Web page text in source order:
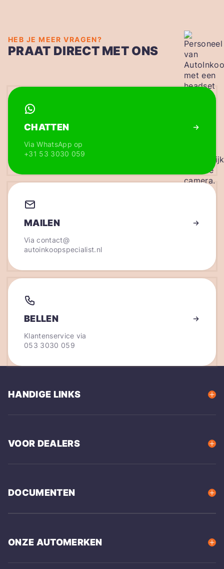
HEB JE MEER VRAGEN?
PRAAT DIRECT MET ONS
CHATTEN
Via WhatsApp op
+31 53 3030 059
MAILEN
Viacontact@
autoinkoopspecialist.nl
BELLEN
Klantenservice via
053 3030 059
HANDIGE LINKS
VOOR DEALERS
DOCUMENTEN
ONZE AUTOMERKEN